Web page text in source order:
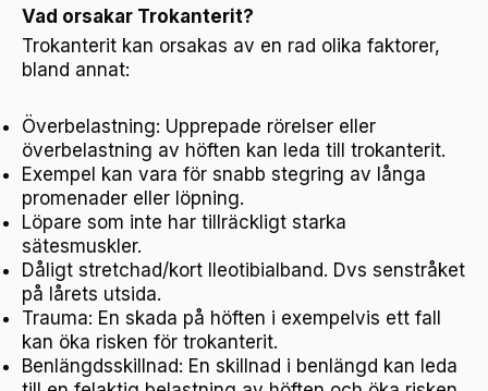
Vad orsakar Trokanterit?
Trokanterit kan orsakas av en rad olika faktorer,
bland annat:
Överbelastning: Upprepade rörelser eller
överbelastning av höften kan leda till trokanterit.
Exempel kan vara för snabb stegring av långa
promenader eller löpning.
Löpare som inte har tillräckligt starka
sätesmuskler.
Dåligt stretchad/kort Ileotibialband. Dvs senstråket
på lårets utsida.
Trauma: En skada på höften i exempelvis ett fall
kan öka risken för trokanterit.
Benlängdsskillnad: En skillnad i benlängd kan leda